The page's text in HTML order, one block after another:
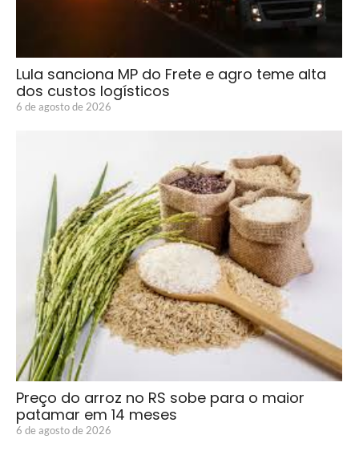
Lula sanciona MP do Frete e agro teme alta
dos custos logísticos
6 de agosto de 2026
Preço do arroz no RS sobe para o maior
patamar em 14 meses
6 de agosto de 2026